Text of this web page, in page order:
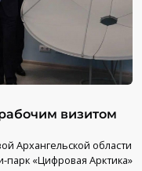
визитом
Архангельской области
парк «Цифровая Арктика»